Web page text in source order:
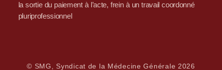
la sortie du paiement à l’acte, frein à un travail coordonné
pluriprofessionnel
© SMG, Syndicat de la Médecine Générale 2026